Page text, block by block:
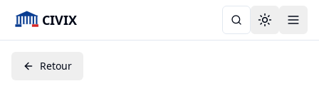
CIVIX Toggle
Retour